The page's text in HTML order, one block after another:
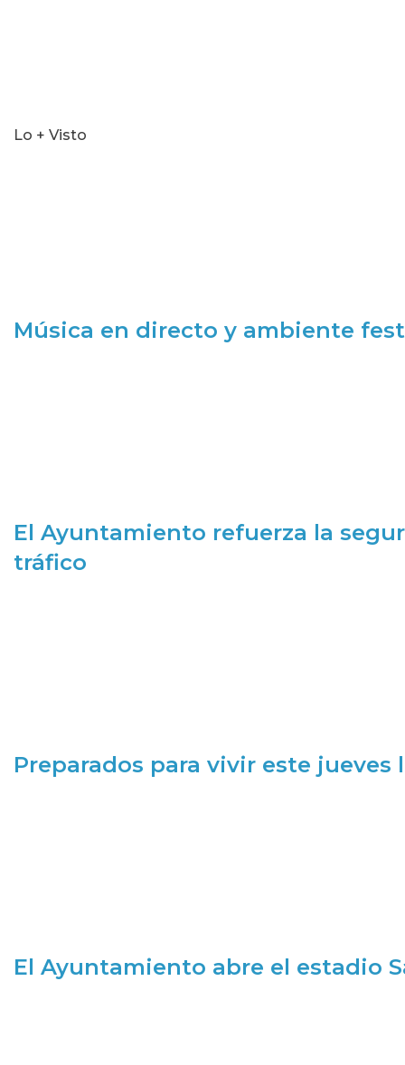
Lo + Visto
Música en directo y ambiente
El Ayuntamiento refuerza la
tráfico
Preparados para vivir este jueves
El Ayuntamiento abre el estadio